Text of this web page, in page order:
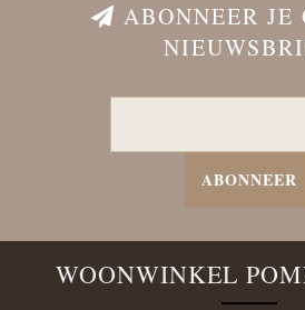
ABONNEER JE
ABONNEER
WOONWINKEL